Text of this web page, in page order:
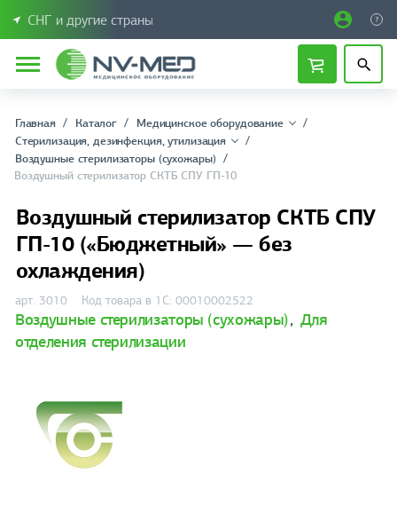
СНГ и другие страны
Главная Каталог
Медицинское оборудование
Стерилизация, дезинфекция, утилизация
Воздушные стерилизаторы (сухожары)
Воздушный стерилизатор СКТБ СПУ ГП-10
Воздушный стерилизатор СКТБ СПУ
ГП-10 («Бюджетный» — без
охлаждения)
арт. 3010 Код товара в 1С: 00010002522
Воздушные стерилизаторы (сухожары), Для
отделения стерилизации